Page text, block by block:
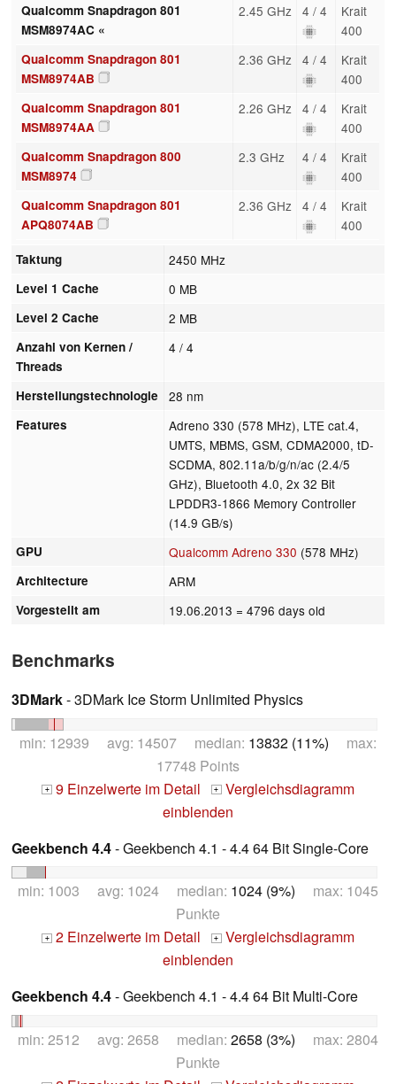
Qualcomm Snapdragon 801
MSM8974AC «
2.45 GHz 4 / 4
Krait
400
Qualcomm Snapdragon 801
MSM8974AB
2.36 GHz 4 / 4
Krait
400
Qualcomm Snapdragon 801
MSM8974AA
2.26 GHz 4 / 4
Krait
400
Qualcomm Snapdragon 800
MSM8974
2.3 GHz 4 / 4
Krait
400
Qualcomm Snapdragon 801
APQ8074AB
2.36 GHz 4 / 4
Krait
400
Taktung 2450 MHz
Level 1 Cache 0 MB
Level 2 Cache 2 MB
Anzahl von Kernen /
Threads
4 / 4
Herstellungstechnologie 28 nm
Features
Adreno 330 (578 MHz), LTE cat.4,
UMTS, MBMS, GSM, CDMA2000, tD-
SCDMA, 802.11a/b/g/n/ac (2.4/5
GHz), Bluetooth 4.0, 2x 32 Bit
LPDDR3-1866 Memory Controller
(14.9 GB/s)
GPU Qualcomm Adreno 330 (578 MHz)
Architecture ARM
Vorgestellt am 19.06.2013 = 4796 days old
Benchmarks
3DMark- 3DMark Ice Storm Unlimited Physics
min: 12939 avg: 14507 median: 13832 (11%) max:
17748 Points
+ 9 Einzelwerte im Detail + Vergleichsdiagramm
einblenden
Geekbench 4.4- Geekbench 4.1 - 4.4 64 Bit Single-Core
min: 1003 avg: 1024 median: 1024 (9%) max: 1045
Punkte
+ 2 Einzelwerte im Detail + Vergleichsdiagramm
einblenden
Geekbench 4.4- Geekbench 4.1 - 4.4 64 Bit Multi-Core
min: 2512 avg: 2658 median: 2658 (3%) max: 2804
Punkte